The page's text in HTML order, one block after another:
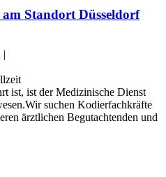
Standort Düsseldorf
|
ist, ist der Medizinische Dienst
suchen Kodierfachkräfte
ärztlichen Begutachtenden und